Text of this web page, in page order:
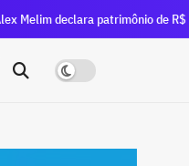
patrimônio de R$ 30